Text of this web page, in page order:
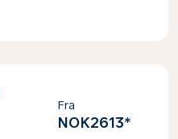
Fra
NOK2613*